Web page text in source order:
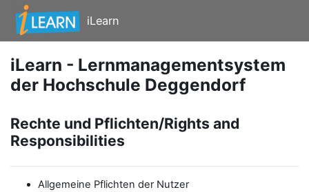
Zum Hauptinhalt
iLearn
iLearn - Lernmanagementsystem
der Hochschule Deggendorf
Rechte und Pflichten/Rights and
Responsibilities
Allgemeine Pflichten der Nutzer